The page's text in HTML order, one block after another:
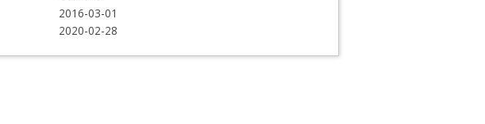
2016-03-01
2020-02-28